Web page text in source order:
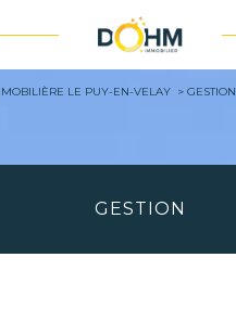
LE PUY-EN-VELAY GESTION
GESTION